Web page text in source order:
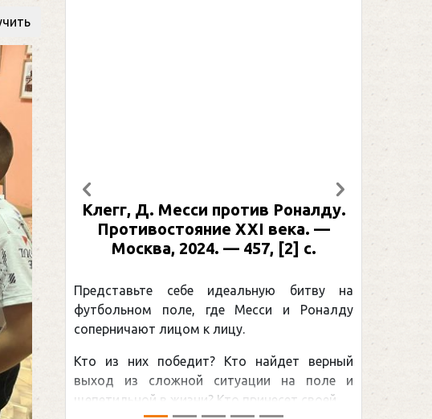
Клегг, Д. Месси против Роналду.
Противостояние XXI века. —
Москва, 2024. — 457, [2] с.
Представьте себе идеальную битву на
футбольном поле, где Месси и Роналду
соперничают лицом к лицу.
Кто из них победит? Кто найдет верный
выход из сложной ситуации на поле и
щепетильной в жизни? Кто принесет своей ...
Предыдущий Следующий